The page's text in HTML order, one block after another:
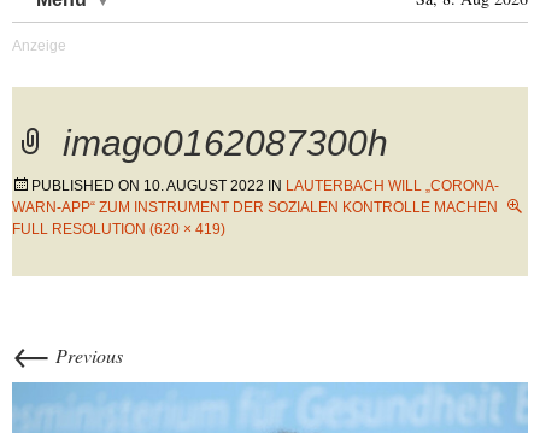
imago0162087300h
PUBLISHED ON 10. AUGUST 2022 IN LAUTERBACH WILL „CORONA-
WARN-APP“ ZUM INSTRUMENT DER SOZIALEN KONTROLLE MACHEN
FULL RESOLUTION (620 × 419)
← Previous